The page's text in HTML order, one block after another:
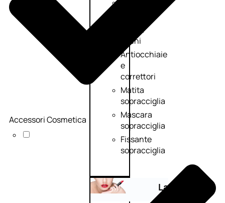
Matita
occhi
Antiocchiaie
e
correttori
Matita
sopracciglia
Mascara
sopracciglia
Fissante
sopracciglia
Labbra
Accessori Cosmetica